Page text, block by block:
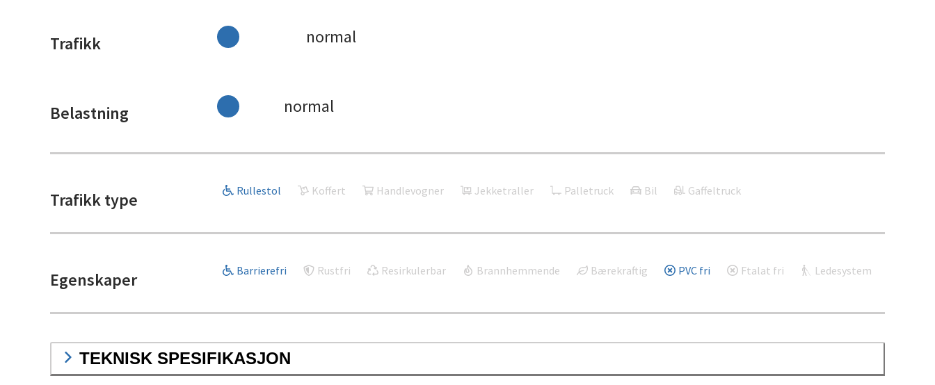
Trafikk normal
Belastning normal
Trafikk type Rullestol Koffert Handlevogner Jekketraller Palletruck Bil Gaffeltruck
Egenskaper Barrierefri Rustfri Resirkulerbar Brannhemmende Bærekraftig PVC fri Ftalat fri Ledesystem
TEKNISK SPESIFIKASJON